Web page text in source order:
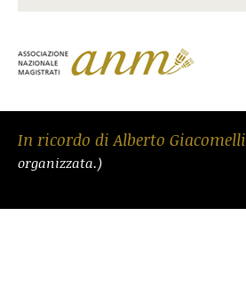
In ricordo di Alberto Giacomelli
organizzata.)